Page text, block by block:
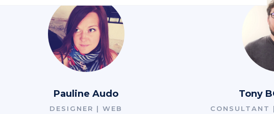
Pauline Audo
DESIGNER | WEB
Tony
CONSULTANT